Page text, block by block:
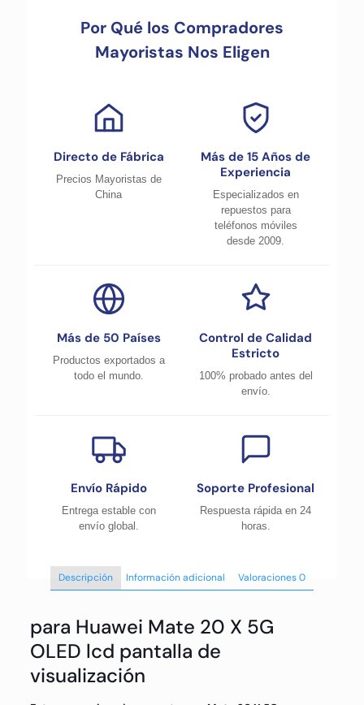
Por Qué los Compradores
Mayoristas Nos Eligen
Directo de Fábrica
Precios Mayoristas de
China
Más de 15 Años de
Experiencia
Especializados en
repuestos para
teléfonos móviles
desde 2009.
Más de 50 Países
Productos exportados a
todo el mundo.
Control de Calidad
Estricto
100% probado antes del
envío.
Envío Rápido
Entrega estable con
envío global.
Soporte Profesional
Respuesta rápida en 24
horas.
Descripción Información adicional Valoraciones0
para Huawei Mate 20 X 5G
OLED lcd pantalla de
visualización